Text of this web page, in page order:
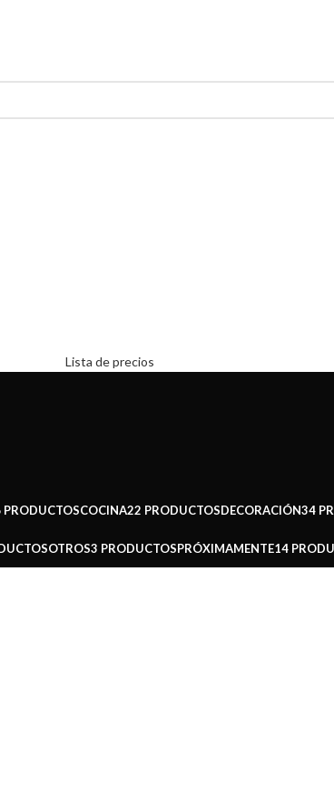
Lista de precios
PRODUCTOSCOCINA22 PRODUCTOSDECORACIÓN34
OTROS3 PRODUCTOSPRÓXIMAMENTE14